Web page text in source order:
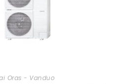
Oras - Vanduo